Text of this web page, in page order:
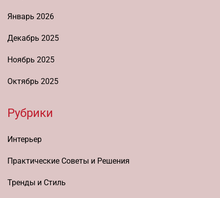
Январь 2026
Декабрь 2025
Ноябрь 2025
Октябрь 2025
Рубрики
Интерьер
Практические Советы и Решения
Тренды и Стиль